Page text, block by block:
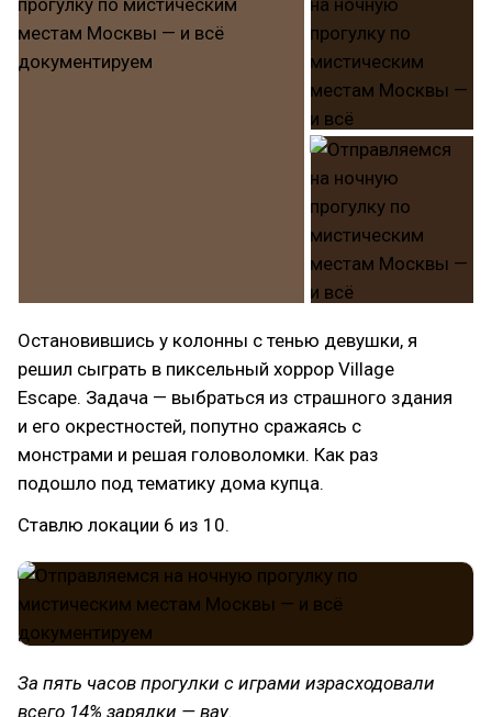
Остановившись у колонны с тенью девушки, я
решил сыграть в пиксельный хоррор Village
Escape. Задача — выбраться из страшного здания
и его окрестностей, попутно сражаясь с
монстрами и решая головоломки. Как раз
подошло под тематику дома купца.
Ставлю локации 6 из 10.
За пять часов прогулки с играми израсходовали
всего 14% зарядки — вау.